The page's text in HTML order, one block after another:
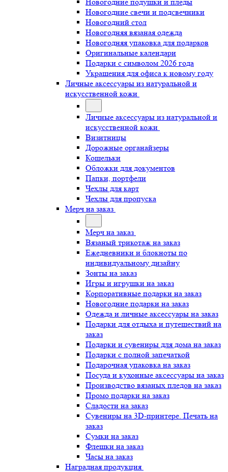
Новогодние свечи и подсвечники
Новогодний стол
Новогодняя вязаная одежда
Новогодняя упаковка для подарков
Оригинальные календари
Подарки с символом 2026 года
Украшения для офиса к новому году
Личные аксессуары из натуральной и
искусственной кожи
Личные аксессуары из натуральной и
искусственной кожи
Визитницы
Дорожные органайзеры
Кошельки
Обложки для документов
Папки, портфели
Чехлы для карт
Чехлы для пропуска
Мерч на заказ
Мерч на заказ
Вязаный трикотаж на заказ
Ежедневники и блокноты по
индивидуальному дизайну
Зонты на заказ
Игры и игрушки на заказ
Корпоративные подарки на заказ
Новогодние подарки на заказ
Одежда и личные аксессуары на заказ
Подарки для отдыха и путешествий на
заказ
Подарки и сувениры для дома на заказ
Подарки с полной запечаткой
Подарочная упаковка на заказ
Посуда и кухонные аксессуары на заказ
Производство вязаных пледов на заказ
Промо подарки на заказ
Сладости на заказ
Сувениры на 3D-принтере. Печать на
заказ
Сумки на заказ
Флешки на заказ
Часы на заказ
Наградная продукция